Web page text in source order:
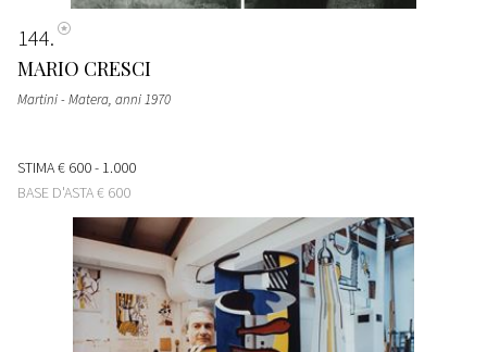
144
MARIO CRESCI
Martini - Matera, anni 1970
STIMA€ 600 - 1.000
BASE D'ASTA€ 600